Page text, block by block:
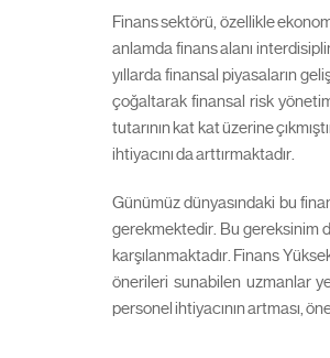
Finans sektörü, özellikle
anlamda finans alanı
yıllarda finansal piyasaların
çoğaltarak finansal risk
tutarının kat kat üzerine
ihtiyacını da arttırmaktadır.
Günümüz dünyasındaki bu
gerekmektedir. Bu gereksinim
karşılanmaktadır. Finans
önerileri sunabilen uzmanlar
personel ihtiyacının artması,